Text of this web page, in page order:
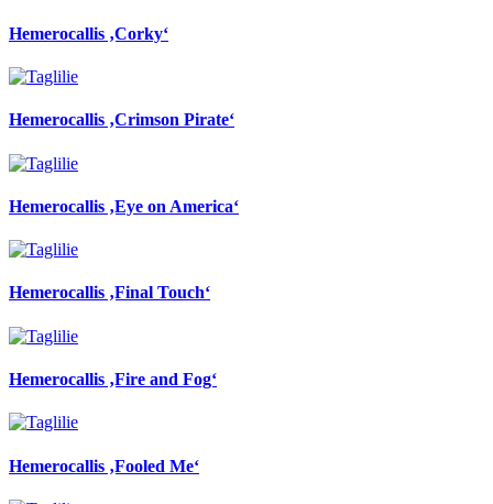
Hemerocallis ‚Corky‘
Hemerocallis ‚Crimson Pirate‘
Hemerocallis ‚Eye on America‘
Hemerocallis ‚Final Touch‘
Hemerocallis ‚Fire and Fog‘
Hemerocallis ‚Fooled Me‘